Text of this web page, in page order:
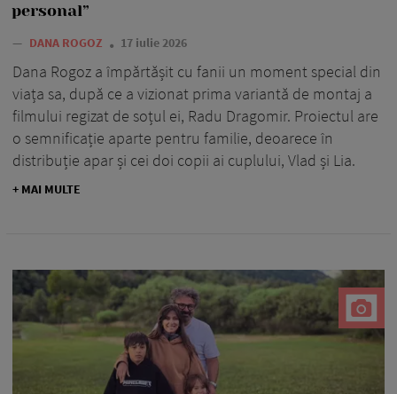
personal”
— DANA ROGOZ 17 iulie 2026
Dana Rogoz a împărtășit cu fanii un moment special din
viața sa, după ce a vizionat prima variantă de montaj a
filmului regizat de soțul ei, Radu Dragomir. Proiectul are
o semnificație aparte pentru familie, deoarece în
distribuție apar și cei doi copii ai cuplului, Vlad și Lia.
+ MAI MULTE